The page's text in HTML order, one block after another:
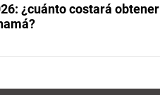
¿cuánto costará